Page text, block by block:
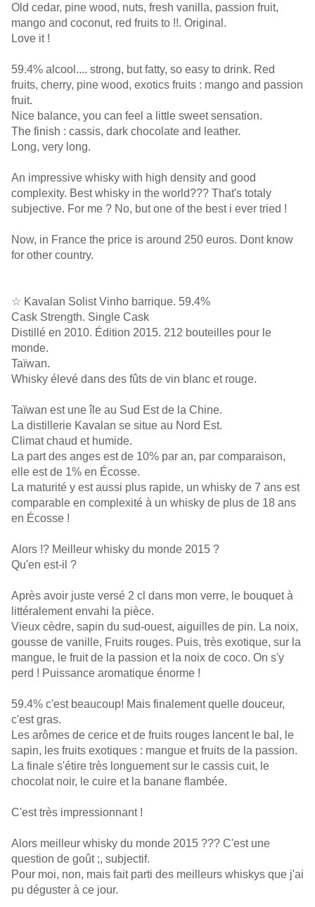
Old cedar, pine wood, nuts, fresh vanilla, passion fruit,
mango and coconut, red fruits to !!. Original.
Love it !
59.4% alcool.... strong, but fatty, so easy to drink. Red
fruits, cherry, pine wood, exotics fruits : mango and passion
fruit.
Nice balance, you can feel a little sweet sensation.
The finish : cassis, dark chocolate and leather.
Long, very long.
An impressive whisky with high density and good
complexity. Best whisky in the world??? That's totaly
subjective. For me ? No, but one of the best i ever tried !
Now, in France the price is around 250 euros. Dont know
for other country.
☆ Kavalan Solist Vinho barrique. 59.4%
Cask Strength. Single Cask
Distillé en 2010. Édition 2015. 212 bouteilles pour le
monde.
Taïwan.
Whisky élevé dans des fûts de vin blanc et rouge.
Taïwan est une île au Sud Est de la Chine.
La distillerie Kavalan se situe au Nord Est.
Climat chaud et humide.
La part des anges est de 10% par an, par comparaison,
elle est de 1% en Écosse.
La maturité y est aussi plus rapide, un whisky de 7 ans est
comparable en complexité à un whisky de plus de 18 ans
en Écosse !
Alors !? Meilleur whisky du monde 2015 ?
Qu'en est-il ?
Après avoir juste versé 2 cl dans mon verre, le bouquet à
littéralement envahi la pièce.
Vieux cèdre, sapin du sud-ouest, aiguilles de pin. La noix,
gousse de vanille, Fruits rouges. Puis, très exotique, sur la
mangue, le fruit de la passion et la noix de coco. On s'y
perd ! Puissance aromatique énorme !
59.4% c'est beaucoup! Mais finalement quelle douceur,
c'est gras.
Les arômes de cerice et de fruits rouges lancent le bal, le
sapin, les fruits exotiques : mangue et fruits de la passion.
La finale s'étire très longuement sur le cassis cuit, le
chocolat noir, le cuire et la banane flambée.
C'est très impressionnant !
Alors meilleur whisky du monde 2015 ??? C'est une
question de goût ;, subjectif.
Pour moi, non, mais fait parti des meilleurs whiskys que j'ai
pu déguster à ce jour.